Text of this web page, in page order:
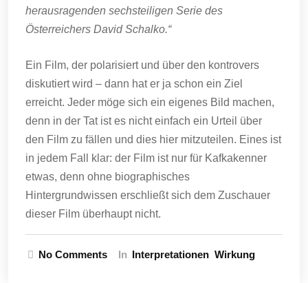
herausragenden sechsteiligen Serie des
Österreichers David Schalko.“
Ein Film, der polarisiert und über den kontrovers
diskutiert wird – dann hat er ja schon ein Ziel
erreicht. Jeder möge sich ein eigenes Bild machen,
denn in der Tat ist es nicht einfach ein Urteil über
den Film zu fällen und dies hier mitzuteilen. Eines ist
in jedem Fall klar: der Film ist nur für Kafkakenner
etwas, denn ohne biographisches
Hintergrundwissen erschließt sich dem Zuschauer
dieser Film überhaupt nicht.
No Comments In Interpretationen Wirkung